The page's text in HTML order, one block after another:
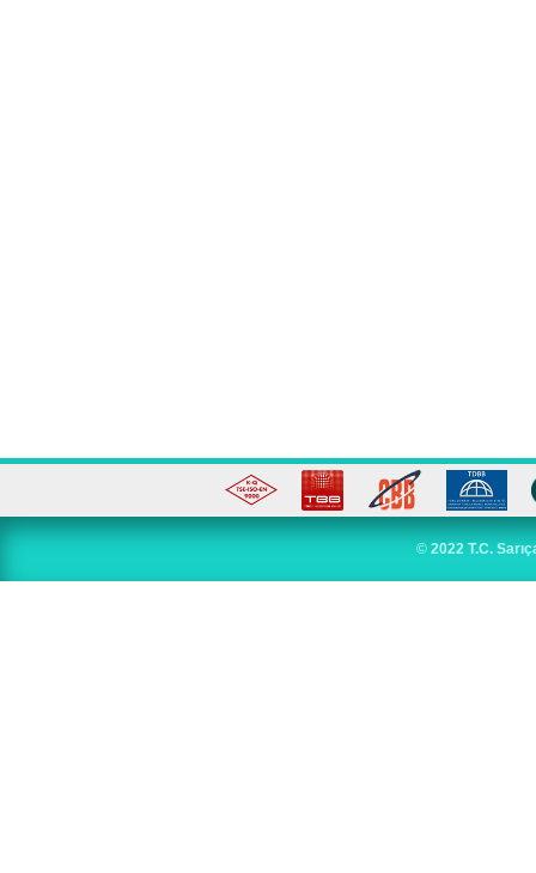
©2022 T.C.